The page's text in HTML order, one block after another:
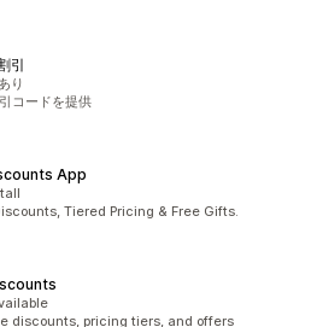
引
り
コードを提供
App
Tiered Pricing & Free Gifts.
discounts, pricing tiers, and offers